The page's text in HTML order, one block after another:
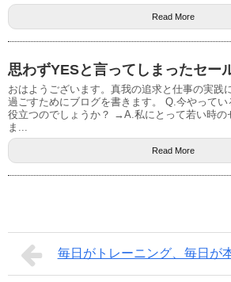
Read More
思わずYESと言ってしまったセー
おはようございます。真我の追求と仕事の実践
過ごすためにブログを書きます。 Q.今やってい
役立つのでしょうか？ →A.私にとって若い時の
ま...
Read More
毎日がトレーニング、毎日が